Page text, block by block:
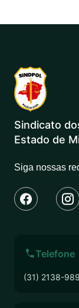
Sindicato
Estado de
Siga nossas
Telefone
(31) 2138-